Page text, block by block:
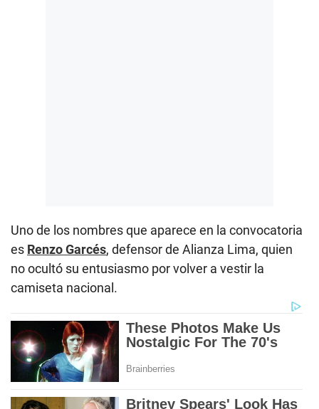
Uno de los nombres que aparece en la convocatoria
es Renzo Garcés, defensor de Alianza Lima, quien
no ocultó su entusiasmo por volver a vestir la
camiseta nacional.